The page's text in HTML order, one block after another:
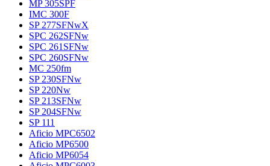
MP 305SPF
IMC 300F
SP 277SFNwX
SPC 262SFNw
SPC 261SFNw
SPC 260SFNw
MC 250fm
SP 230SFNw
SP 220Nw
SP 213SFNw
SP 204SFNw
SP 111
Aficio MPC6502
Aficio MP6500
Aficio MP6054